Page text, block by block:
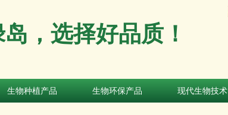
，选择好品质！
生物种植产品 生物环保产品 现代生物技术